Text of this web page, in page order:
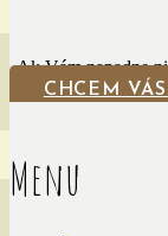
Ak Vám napadne
CHCEM
Menu